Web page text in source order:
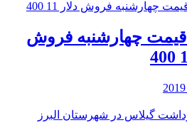
قیمت چهارشنبه فروش